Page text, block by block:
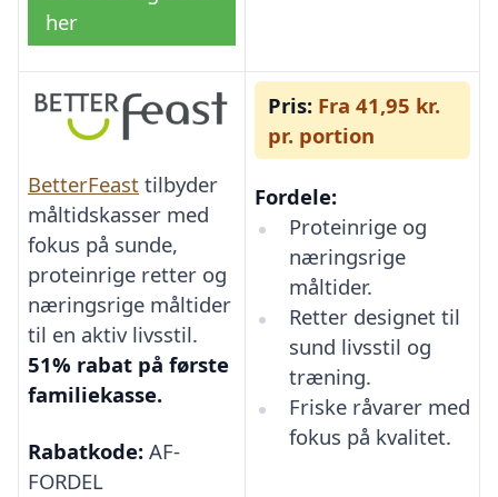
her
BetterFeast tilbyder
måltidskasser med
fokus på sunde,
proteinrige retter og
næringsrige måltider
til en aktiv livsstil.
51% rabat på første
familiekasse.
Rabatkode: AF-
FORDEL
Pris: Fra 41,95 kr.
pr. portion
Fordele:
Proteinrige og
næringsrige
måltider.
Retter designet til
sund livsstil og
træning.
Friske råvarer med
fokus på kvalitet.